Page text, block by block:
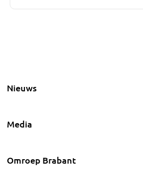
Nieuws
Media
Omroep Brabant